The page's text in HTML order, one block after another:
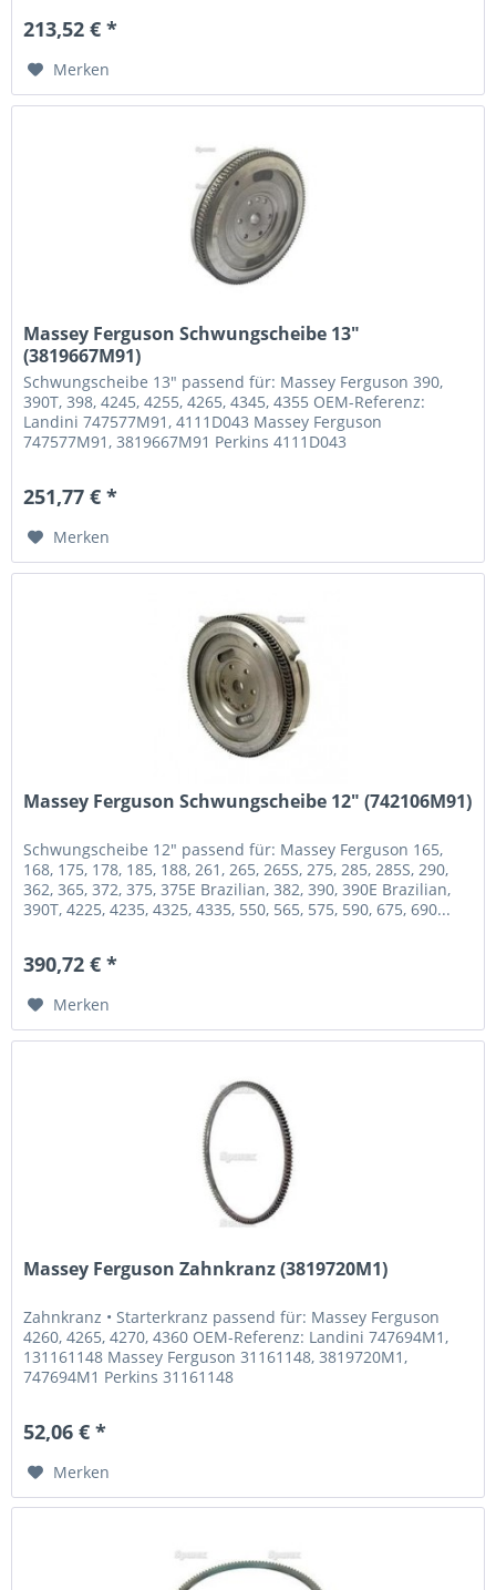
213,52 € *
Merken
Massey Ferguson Schwungscheibe 13"
(3819667M91)
Schwungscheibe 13" passend für: Massey Ferguson 390,
390T, 398, 4245, 4255, 4265, 4345, 4355 OEM-Referenz:
Landini 747577M91, 4111D043 Massey Ferguson
747577M91, 3819667M91 Perkins 4111D043
251,77 € *
Merken
Massey Ferguson Schwungscheibe 12" (742106M91)
Schwungscheibe 12" passend für: Massey Ferguson 165,
168, 175, 178, 185, 188, 261, 265, 265S, 275, 285, 285S, 290,
362, 365, 372, 375, 375E Brazilian, 382, 390, 390E Brazilian,
390T, 4225, 4235, 4325, 4335, 550, 565, 575, 590, 675, 690...
390,72 € *
Merken
Massey Ferguson Zahnkranz (3819720M1)
Zahnkranz • Starterkranz passend für: Massey Ferguson
4260, 4265, 4270, 4360 OEM-Referenz: Landini 747694M1,
131161148 Massey Ferguson 31161148, 3819720M1,
747694M1 Perkins 31161148
52,06 € *
Merken